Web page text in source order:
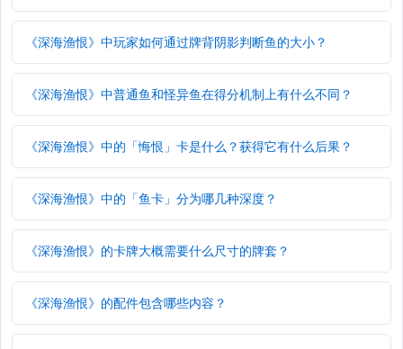
《深海渔恨》中玩家如何通过牌背阴影判断鱼的大小？
《深海渔恨》中普通鱼和怪异鱼在得分机制上有什么不同？
《深海渔恨》中的「悔恨」卡是什么？获得它有什么后果？
《深海渔恨》中的「鱼卡」分为哪几种深度？
《深海渔恨》的卡牌大概需要什么尺寸的牌套？
《深海渔恨》的配件包含哪些内容？